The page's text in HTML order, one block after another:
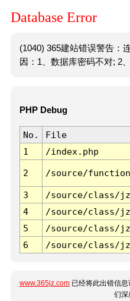
Database Error
(1040) 365建站错误警告：
因：1、数据库密码不对; 2
PHP Debug
No. File
1
/index.php
2 /source/
3 /source/class/
4
/source/class/
5
/source/class/
6
/source/class/
www.365jz.com 已经将此出错信
们深